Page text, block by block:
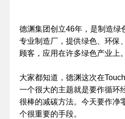
德渊集团创立46年，是制造绿
专业制造厂，提供绿色、环保
顾客，应用在许多绿色产业上。
大家都知道，德渊这次在
一个很大的主题就是要作循环
很棒的减碳方法。今天要作净
个很重要的手段。